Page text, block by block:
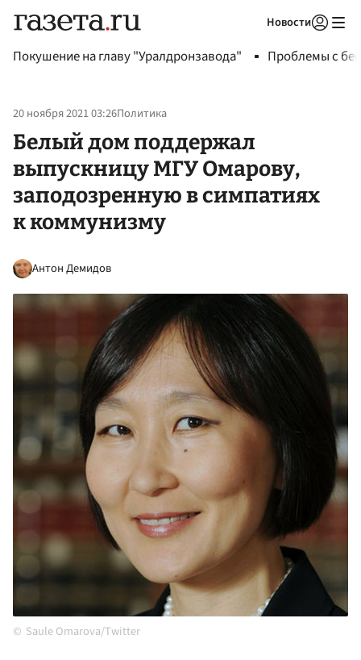
Новости
Покушение на главу "Уралдронзавода" Проблемы с
20 ноября 2021 03:26Политика
Белый дом поддержал
выпускницу МГУ Омарову,
заподозренную в симпатиях
к коммунизму
Антон Демидов
Saule Omarova/Twitter